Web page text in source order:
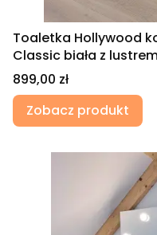
Toaletka Hollywood
Classic biała z
Cena
899,00 zł
Zobacz produkt